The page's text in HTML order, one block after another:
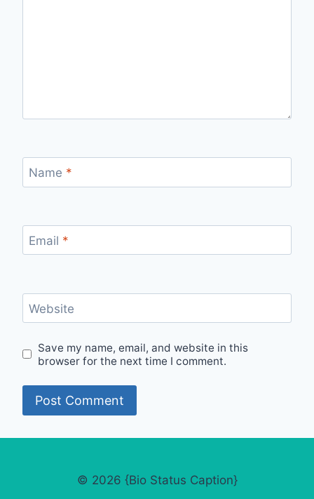
Name *
Email *
Website
Save my name, email, and website in this
browser for the next time I comment.
© 2026 {Bio Status Caption}